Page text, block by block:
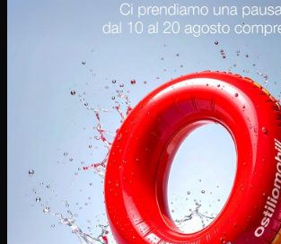
Ostilio Mobili Spa
Via Palazzolo, 120
25031 - Capriolo (Brescia)
Tel. +39 030-7460890
E-Mail.info@ostiliomobili.it
P.IVA 03478720174